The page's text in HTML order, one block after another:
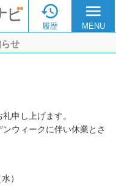

履歴
menu
MENU
せ
申し上げます。
ウィークに伴い休業とさ
）